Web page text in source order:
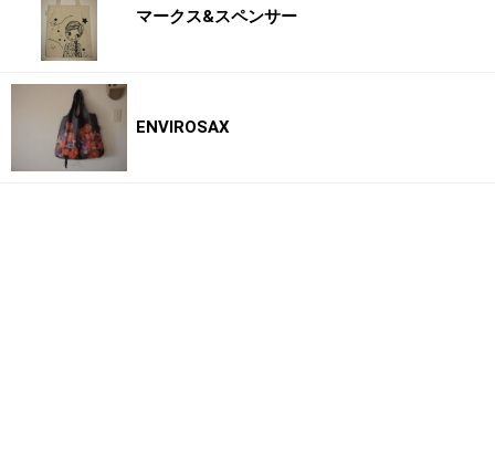
マークス&スペンサー
ENVIROSAX